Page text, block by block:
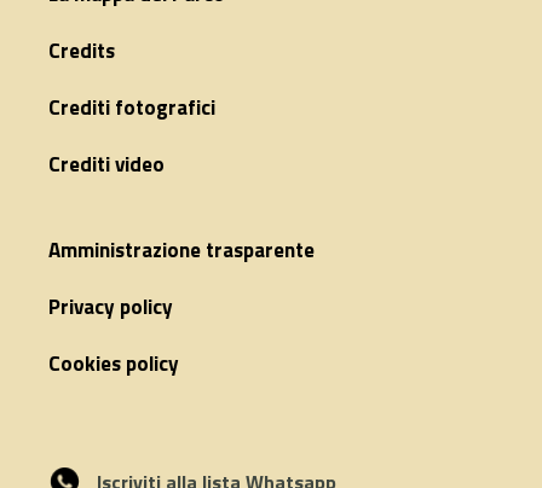
Credits
Crediti fotografici
Crediti video
Amministrazione trasparente
Privacy policy
Cookies policy
Iscriviti alla lista Whatsapp